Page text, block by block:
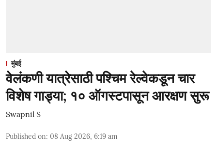
मुंबई
वेलंकणी यात्रेसाठी पश्चिम रेल्वेकडून चार
विशेष गाड्या; १० ऑगस्टपासून आरक्षण सुरू
Swapnil S
Published on: 08 Aug 2026, 6:19 am